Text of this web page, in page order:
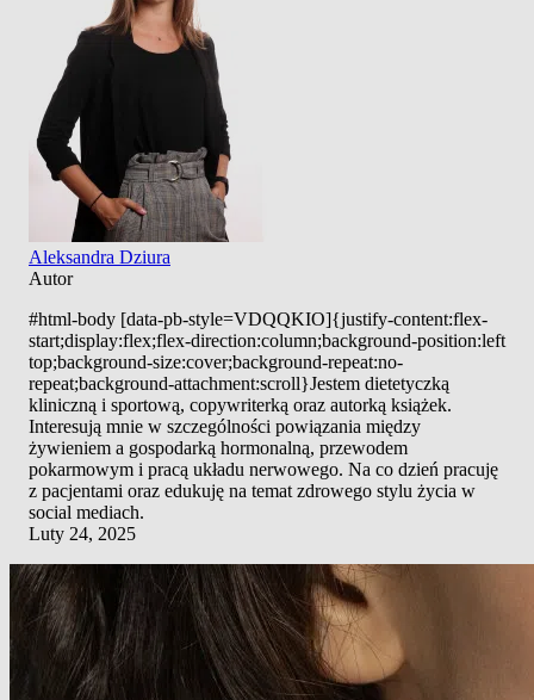
Aleksandra Dziura
Autor
#html-body [data-pb-style=VDQQKIO]{justify-content:flex-
start;display:flex;flex-direction:column;background-position:left
top;background-size:cover;background-repeat:no-
repeat;background-attachment:scroll}Jestem dietetyczką
kliniczną i sportową, copywriterką oraz autorką książek.
Interesują mnie w szczególności powiązania między
żywieniem a gospodarką hormonalną, przewodem
pokarmowym i pracą układu nerwowego. Na co dzień pracuję
z pacjentami oraz edukuję na temat zdrowego stylu życia w
social mediach.
Luty 24, 2025